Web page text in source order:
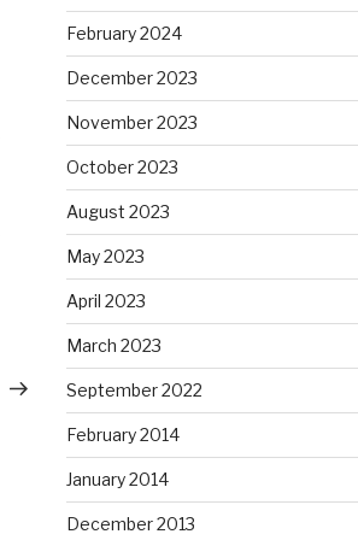
February 2024
December 2023
November 2023
October 2023
August 2023
May 2023
April 2023
March 2023
September 2022
February 2014
January 2014
December 2013